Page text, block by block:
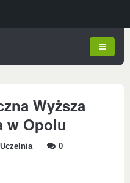
Wyższa
w Opolu
Uczelnia 0